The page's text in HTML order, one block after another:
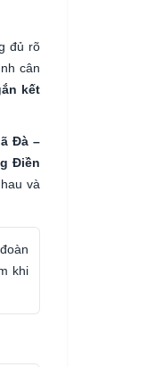
đủ rõ
cân
kết
Đà –
Điền
và
khi